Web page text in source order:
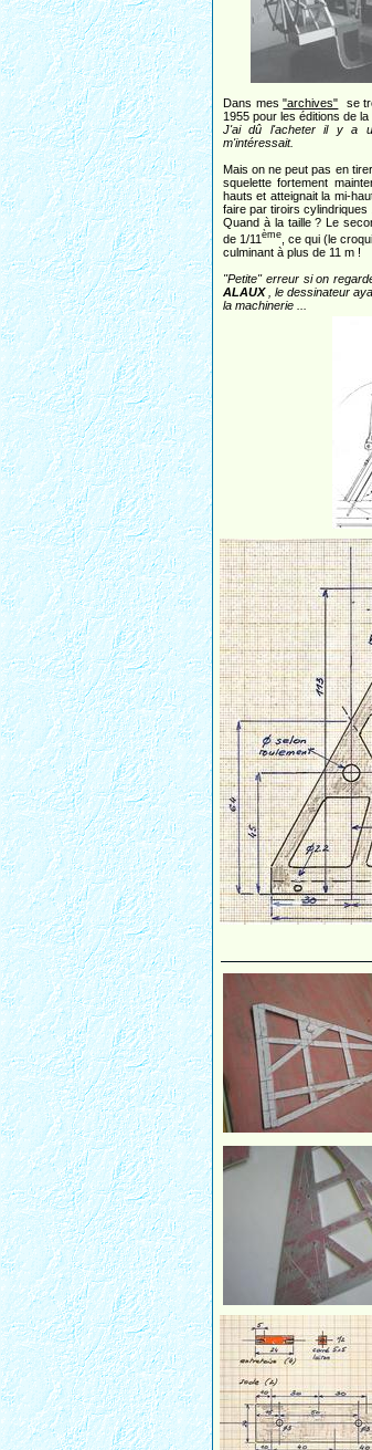
Dans mes"archives" se
1955 pour les éditions de
J'ai dû l'acheter il y a
m'intéressait.
Mais on ne peut pas en
squelette fortement
hauts et atteignait la mi-
faire par tiroirs cylindriques
Quand à la taille ? Le
de 1/11ème , ce qui (le
culminant à plus de 11 m !
"Petite" erreur si on
ALAUX, le dessinateur
la machinerie ...